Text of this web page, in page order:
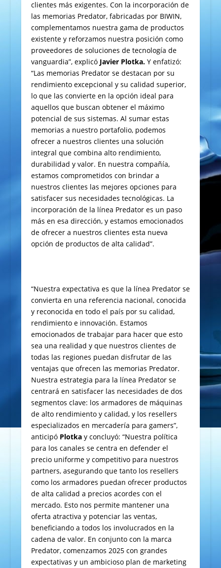
clientes más exigentes. Con la incorporación de
las memorias Predator, fabricadas por BIWIN,
complementamos nuestra gama de productos
existente y reforzamos nuestra posición como
proveedores de soluciones de tecnología de
vanguardia”, explicó Javier Plotka. Y enfatizó:
“Las memorias Predator se destacan por su
rendimiento excepcional y su calidad superior,
lo que las convierte en la opción ideal para
aquellos que buscan obtener el máximo
potencial de sus sistemas. Al sumar estas
memorias a nuestro portafolio, podemos
ofrecer a nuestros clientes una solución
integral que combina alto rendimiento,
durabilidad y valor. En nuestra compañía,
estamos comprometidos con brindar a
nuestros clientes las mejores opciones para
satisfacer sus necesidades tecnológicas. La
incorporación de la línea Predator es un paso
más en esa dirección, y estamos emocionados
de ofrecer a nuestros clientes esta nueva
opción de productos de alta calidad”.
“Nuestra expectativa es que la línea Predator se
convierta en una referencia nacional, conocida
y reconocida en todo el país por su calidad,
rendimiento e innovación. Estamos
emocionados de trabajar para hacer que esto
sea una realidad y que nuestros clientes de
todas las regiones puedan disfrutar de las
ventajas que ofrecen las memorias Predator.
Nuestra estrategia para la línea Predator se
centrará en satisfacer las necesidades de dos
segmentos clave: los armadores de máquinas
de alto rendimiento y calidad, y los resellers
especializados en mercadería para gamers”,
anticipó Plotka y concluyó: “Nuestra política
para los canales se centra en defender el
precio uniforme y competitivo para nuestros
partners, asegurando que tanto los resellers
como los armadores puedan ofrecer productos
de alta calidad a precios acordes con el
mercado. Esto nos permite mantener una
oferta atractiva y potenciar las ventas,
beneficiando a todos los involucrados en la
cadena de valor. En conjunto con la marca
Predator, comenzamos 2025 con grandes
expectativas y un ambicioso plan de marketing